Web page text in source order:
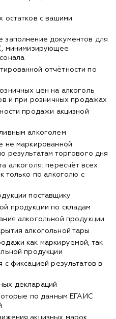
остатков с вашими
заполнение документов для
минимизирующее
отчётности по
цен на алкоголь
и при розничных продажах
продажи акцизной
алкоголем
не маркированной
результатам торгового дня
алкоголя: пересчёт всех
только по алкоголю с
поставщику
продукции по складам
алкогольной продукции
алкогольной тары
как маркируемой, так
продукции
с фиксацией результатов в
деклараций
по данным ЕГАИС
акцизных марок